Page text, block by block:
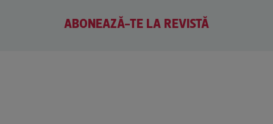
ABONEAZĂ-TE LA REVISTĂ